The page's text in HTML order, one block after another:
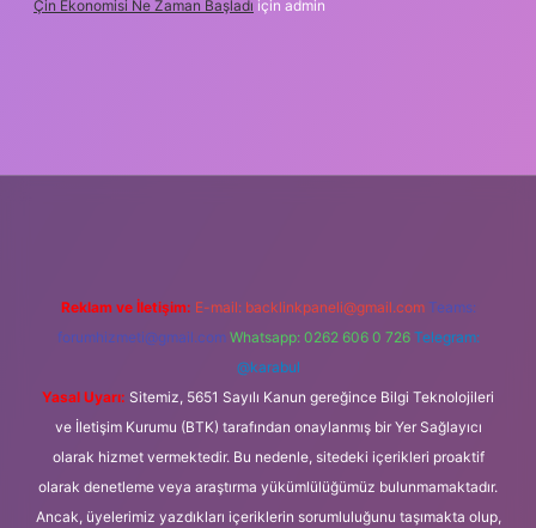
Çin Ekonomisi Ne Zaman Başladı için admin
Reklam ve İletişim: E-mail: backlinkpaneli@gmail.com Teams:
forumhizmeti@gmail.com Whatsapp: 0262 606 0 726 Telegram:
@karabul
Yasal Uyarı: Sitemiz, 5651 Sayılı Kanun gereğince Bilgi Teknolojileri
ve İletişim Kurumu (BTK) tarafından onaylanmış bir Yer Sağlayıcı
olarak hizmet vermektedir. Bu nedenle, sitedeki içerikleri proaktif
olarak denetleme veya araştırma yükümlülüğümüz bulunmamaktadır.
Ancak, üyelerimiz yazdıkları içeriklerin sorumluluğunu taşımakta olup,